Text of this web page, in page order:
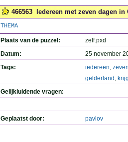
466563 Iedereen met zeven dagen
THEMA
Plaats van de puzzel:
zelf.pxd
Datum:
25 november
Tags:
iedereen,
gelderland ,
Gelijkluidende vragen:
Geplaatst door: pavlov